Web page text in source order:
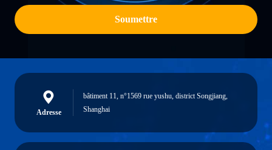
Soumettre
Adresse
bâtiment 11, n°1569 rue yushu, district Songjiang,
Shanghai